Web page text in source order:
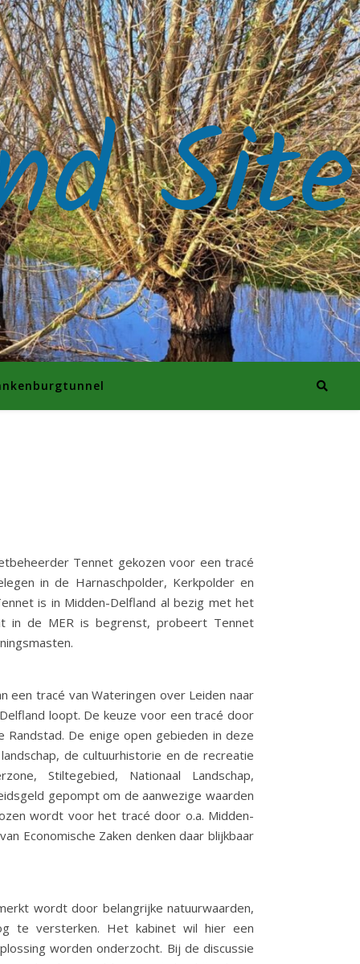
Site
Tennet gekozen voor een tracé
in de Harnaschpolder, Kerkpolder en
is in Midden-Delfland al bezig met het
in de MER is begrenst, probeert Tennet
een tracé van Wateringen over Leiden naar
loopt. De keuze voor een tracé door
De enige open gebieden in deze
de cultuurhistorie en de recreatie
Stiltegebied, Nationaal Landschap,
gepompt om de aanwezige waarden
wordt voor het tracé door o.a. Midden-
Economische Zaken denken daar blijkbaar
wordt door belangrijke natuurwaarden,
te versterken. Het kabinet wil hier een
worden onderzocht. Bij de discussie